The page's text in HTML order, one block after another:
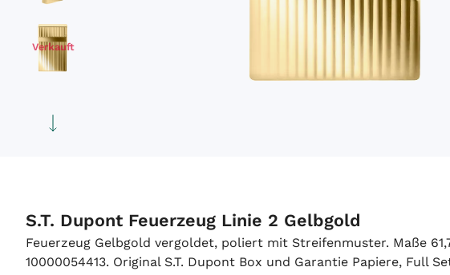
Verkauft
S.T. Dupont Feuerzeug Linie 2 Gelbgold
Feuerzeug Gelbgold vergoldet, poliert mit Streifenmuster. Maße
10000054413. Original S.T. Dupont Box und Garantie Papiere, Full